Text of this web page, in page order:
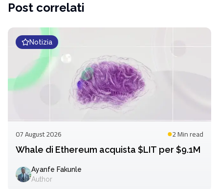
Post correlati
Notizia
07 August 2026 2 Minread
Whale di Ethereum acquista $LIT per $9.1M
Ayanfe Fakunle
Author